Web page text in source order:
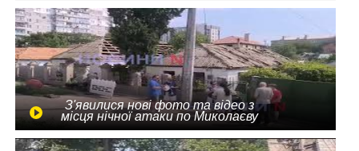
З'явилися нові фото та відео з
місця нічної атаки по Миколаєву